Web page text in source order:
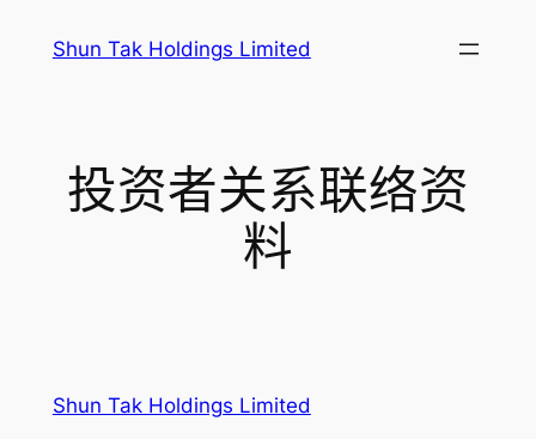
Shun Tak Holdings Limited
投资者关系联络资
料
Shun Tak Holdings Limited